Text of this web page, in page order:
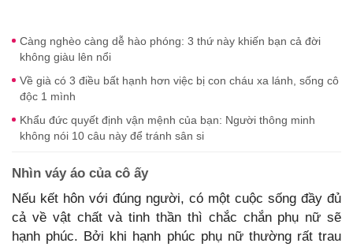
Càng nghèo càng dễ hào phóng: 3 thứ này khiến bạn cả đời
không giàu lên nổi
Về già có 3 điều bất hạnh hơn việc bị con cháu xa lánh, sống cô
độc 1 mình
Khẩu đức quyết định vận mệnh của bạn: Người thông minh
không nói 10 câu này để tránh sân si
Nhìn váy áo của cô ấy
Nếu kết hôn với đúng người, có một cuộc sống đầy đủ
cả về vật chất và tinh thần thì chắc chắn phụ nữ sẽ
hạnh phúc. Bởi khi hạnh phúc phụ nữ thường rất trau